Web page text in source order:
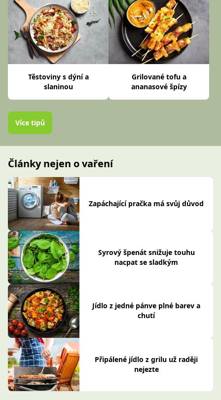
Těstoviny s dýní a
slaninou
Grilované tofu a
ananasové špízy
Více tipů
Články nejen o vaření
Zapáchající pračka má svůj důvod
Syrový špenát snižuje touhu
nacpat se sladkým
Jídlo z jedné pánve plné barev a
chutí
Připálené jídlo z grilu už raději
nejezte